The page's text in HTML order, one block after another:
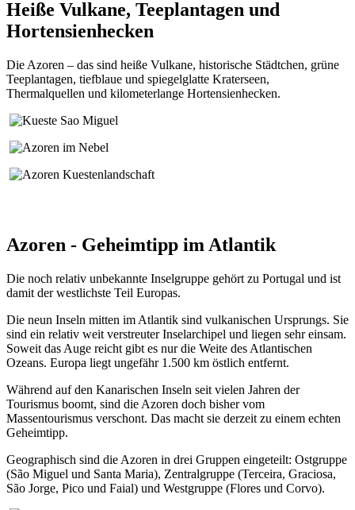
Heiße Vulkane, Teeplantagen und
Hortensienhecken
Die Azoren – das sind heiße Vulkane, historische Städtchen, grüne
Teeplantagen, tiefblaue und spiegelglatte Kraterseen,
Thermalquellen und kilometerlange Hortensienhecken.
Azoren - Geheimtipp im Atlantik
Die noch relativ unbekannte Inselgruppe gehört zu Portugal und ist
damit der westlichste Teil Europas.
Die neun Inseln mitten im Atlantik sind vulkanischen Ursprungs. Sie
sind ein relativ weit verstreuter Inselarchipel und liegen sehr einsam.
Soweit das Auge reicht gibt es nur die Weite des Atlantischen
Ozeans. Europa liegt ungefähr 1.500 km östlich entfernt.
Während auf den Kanarischen Inseln seit vielen Jahren der
Tourismus boomt, sind die Azoren doch bisher vom
Massentourismus verschont. Das macht sie derzeit zu einem echten
Geheimtipp.
Geographisch sind die Azoren in drei Gruppen eingeteilt: Ostgruppe
(São Miguel und Santa Maria), Zentralgruppe (Terceira, Graciosa,
São Jorge, Pico und Faial) und Westgruppe (Flores und Corvo).